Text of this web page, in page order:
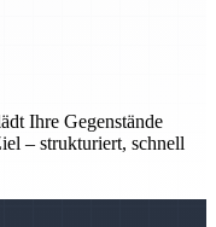
Ihre Gegenstände
– strukturiert, schnell